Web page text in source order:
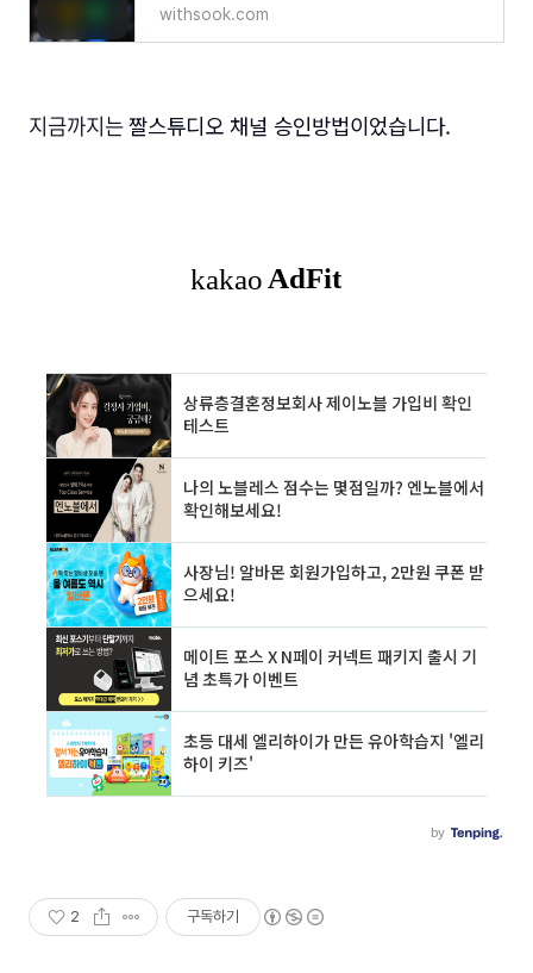
withsook.com
지금까지는짤스튜디오 채널 승인방법이었습니다.
2 구독하기